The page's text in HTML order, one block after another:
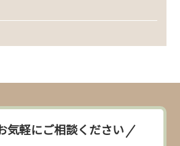
気軽にご相談ください